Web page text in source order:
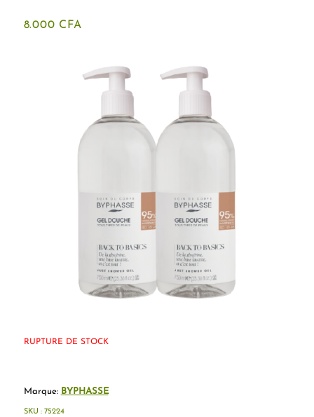
8.000 CFA
RUPTURE DE STOCK
Marque: BYPHASSE
SKU : 75224